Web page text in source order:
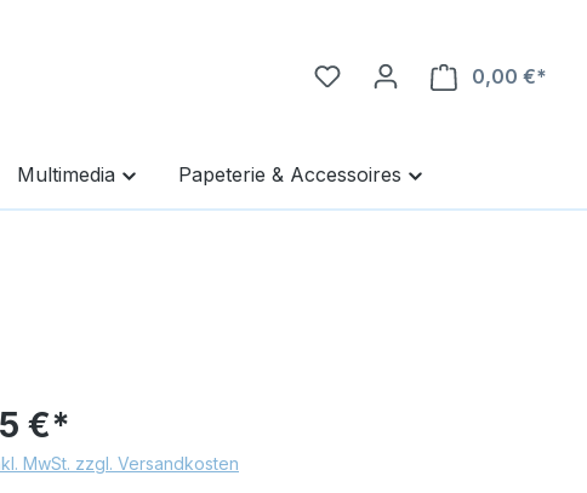
0,00 €*
Multimedia Papeterie & Accessoires
€*
MwSt. zzgl. Versandkosten